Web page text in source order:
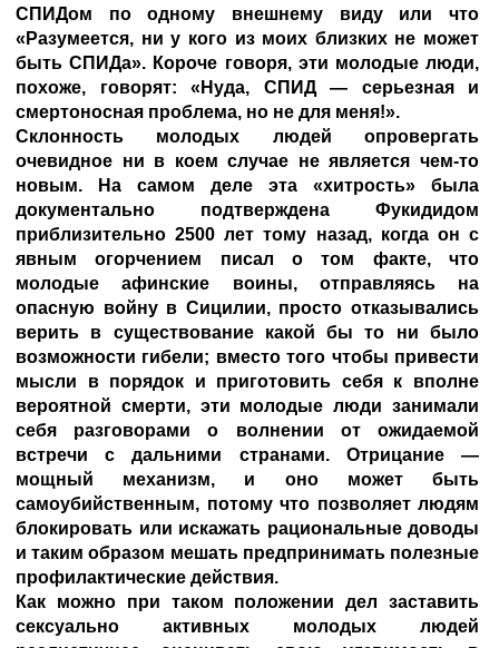
СПИДом по одному внешнему виду или что
«Разумеется, ни у кого из моих близких не может
быть СПИДа». Короче говоря, эти молодые люди,
похоже, говорят: «Нуда, СПИД — серьезная и
смертоносная проблема, но не для меня!».
Склонность молодых людей опровергать
очевидное ни в коем случае не является чем-то
новым. На самом деле эта «хитрость» была
документально подтверждена Фукидидом
приблизительно 2500 лет тому назад, когда он с
явным огорчением писал о том факте, что
молодые афинские воины, отправляясь на
опасную войну в Сицилии, просто отказывались
верить в существование какой бы то ни было
возможности гибели; вместо того чтобы привести
мысли в порядок и приготовить себя к вполне
вероятной смерти, эти молодые люди занимали
себя разговорами о волнении от ожидаемой
встречи с дальними странами. Отрицание —
мощный механизм, и оно может быть
самоубийственным, потому что позволяет людям
блокировать или искажать рациональные доводы
и таким образом мешать предпринимать полезные
профилактические действия.
Как можно при таком положении дел заставить
сексуально активных молодых людей